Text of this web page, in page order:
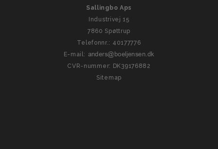
Sallingbo Aps
Industrivej 15
7860 Spøttrup
Telefonnr. : 40177776
E-mail :
CVR-nummer: DK39176882
Sitemap